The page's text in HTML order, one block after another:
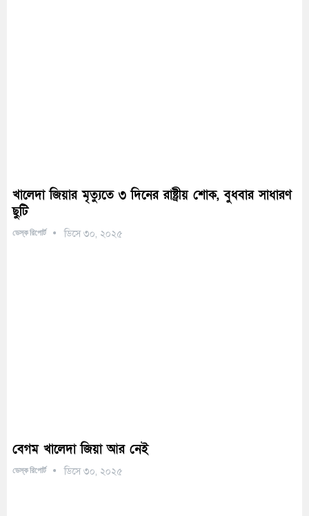
খালেদা জিয়ার মৃত্যুতে ৩ দিনের রাষ্ট্রীয় শোক, বুধবার সাধারণ
ছুটি
ডেস্ক রিপোর্ট ডিসে ৩০, ২০২৫
বেগম খালেদা জিয়া আর নেই
ডেস্ক রিপোর্ট ডিসে ৩০, ২০২৫